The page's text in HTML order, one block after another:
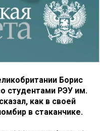
Борис
студентами РЭУ им.
как в своей
в стаканчике.